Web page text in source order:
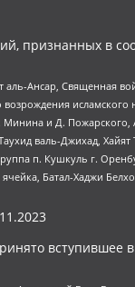
в
Ансар, Священная
и Д.
валь-Джихад,
п. Кушкуль г.
Батал-Хаджи
вступившее